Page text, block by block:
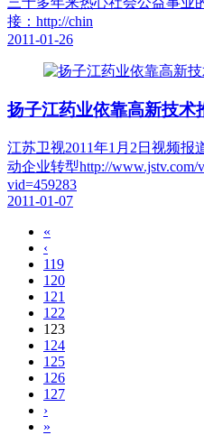
接：http://chin
2011-01-26
扬子江药业依靠高新技术
江苏卫视2011年1月2日视频报
动企业转型http://www.jstv.com/
vid=459283
2011-01-07
«
‹
119
120
121
122
123
124
125
126
127
›
»